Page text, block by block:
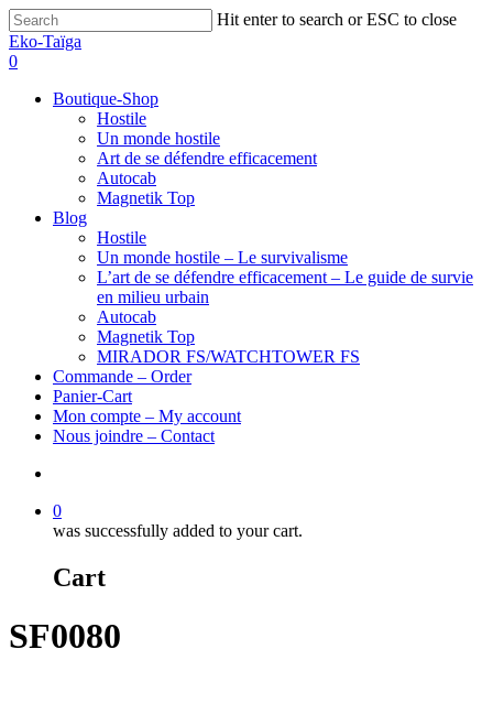
Hit enter to search or ESC to close
Eko-Taïga
0
Boutique-Shop
Hostile
Un monde hostile
Art de se défendre efficacement
Autocab
Magnetik Top
Blog
Hostile
Un monde hostile – Le survivalisme
L’art de se défendre efficacement – Le guide de survie
en milieu urbain
Autocab
Magnetik Top
MIRADOR FS/WATCHTOWER FS
Commande – Order
Panier-Cart
Mon compte – My account
Nous joindre – Contact
0
was successfully added to your cart.
Cart
SF0080